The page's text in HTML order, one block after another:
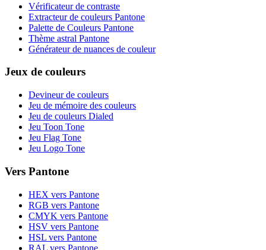
Vérificateur de contraste
Extracteur de couleurs Pantone
Palette de Couleurs Pantone
Thème astral Pantone
Générateur de nuances de couleur
Jeux de couleurs
Devineur de couleurs
Jeu de mémoire des couleurs
Jeu de couleurs Dialed
Jeu Toon Tone
Jeu Flag Tone
Jeu Logo Tone
Vers Pantone
HEX vers Pantone
RGB vers Pantone
CMYK vers Pantone
HSV vers Pantone
HSL vers Pantone
RAL vers Pantone